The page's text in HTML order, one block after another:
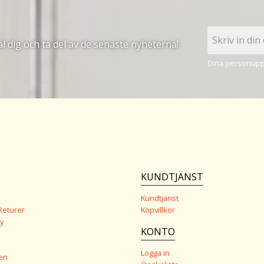
dig och ta del av de senaste nyheterna!
Dina
KUNDTJÄNST
Kundtjänst
Köpvillkor
KONTO
Logga in